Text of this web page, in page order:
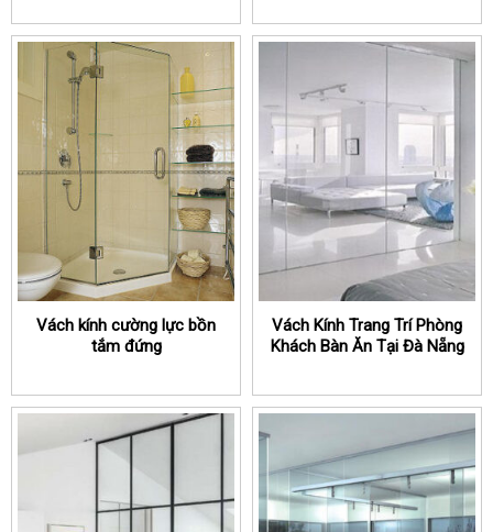
Vách kính cường lực bồn
tắm đứng
Vách Kính Trang Trí Phòng
Khách Bàn Ăn Tại Đà Nẵng